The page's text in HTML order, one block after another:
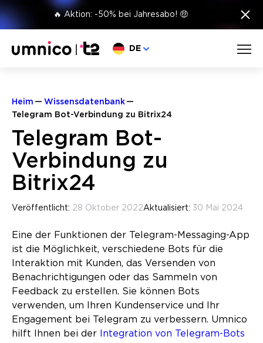
🔥 Aktion: -50% bei Jahresabo! 🤑 ×
Sprache wählen
DE
Heim
Wissensdatenbank
Telegram Bot-Verbindung zu Bitrix24
Telegram Bot-
Verbindung zu
Bitrix24
Veröffentlicht: 28 Oktober 2022Aktualisiert: 30 Mai 2024
Eine der Funktionen der Telegram-Messaging-App
ist die Möglichkeit, verschiedene Bots für die
Interaktion mit Kunden, das Versenden von
Benachrichtigungen oder das Sammeln von
Feedback zu erstellen. Sie können Bots
verwenden, um Ihren Kundenservice und Ihr
Engagement bei Telegram zu verbessern. Umnico
hilft Ihnen bei der
Integration von Telegram-Bots